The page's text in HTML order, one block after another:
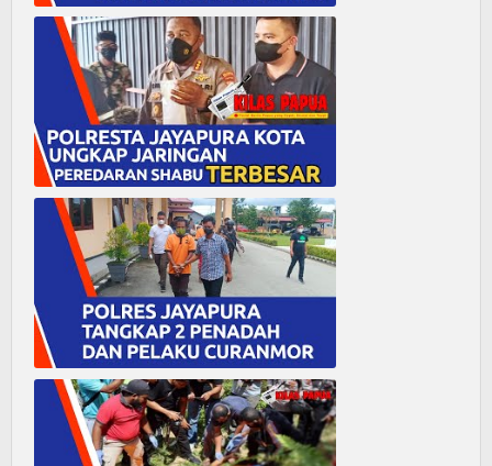
Kasus penganiayaan di Masirei
Polresta Jayapura Kota Berhasil Ungkap Jaringan Peredaran Shabu Terbesar
Polres Jayapura tangkap 2 orang penadah dan pelaku Curanmor